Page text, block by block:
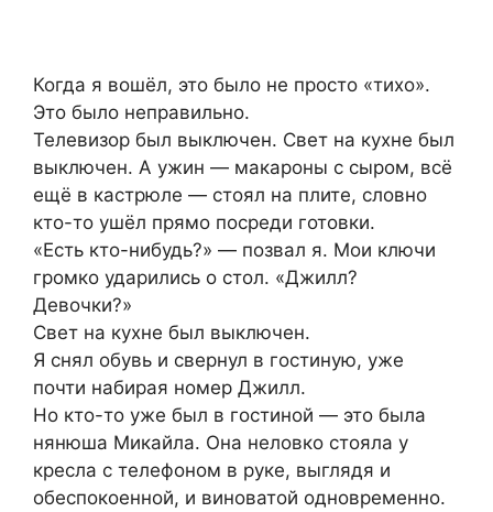
Когда я вошёл, это было не просто «тихо».
Это было неправильно.
Телевизор был выключен. Свет на кухне был
выключен. А ужин — макароны с сыром, всё
ещё в кастрюле — стоял на плите, словно
кто-то ушёл прямо посреди готовки.
«Есть кто-нибудь?» — позвал я. Мои ключи
громко ударились о стол. «Джилл?
Девочки?»
Свет на кухне был выключен.
Я снял обувь и свернул в гостиную, уже
почти набирая номер Джилл.
Но кто-то уже был в гостиной — это была
нянюша Микайла. Она неловко стояла у
кресла с телефоном в руке, выглядя и
обеспокоенной, и виноватой одновременно.